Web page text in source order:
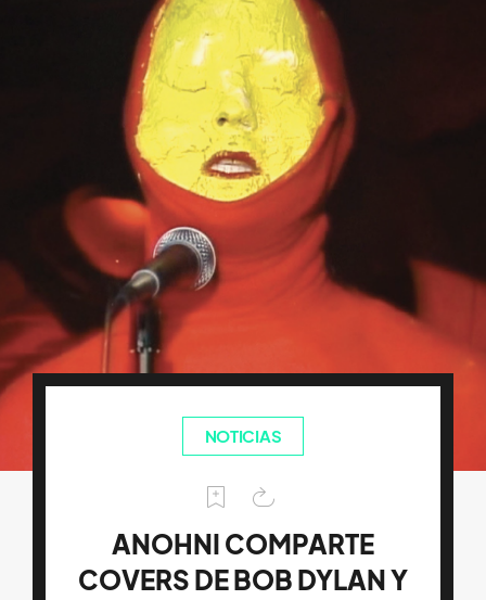
NOTICIAS
ANOHNI COMPARTE
COVERS DE BOB DYLAN Y